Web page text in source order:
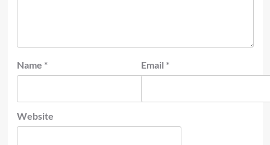
Name * Email *
Website